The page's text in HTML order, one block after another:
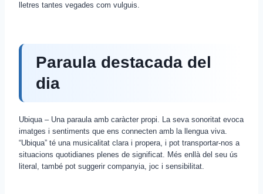
lletres tantes vegades com vulguis.
Paraula destacada del
dia
Ubiqua – Una paraula amb caràcter propi. La seva sonoritat evoca
imatges i sentiments que ens connecten amb la llengua viva.
“Ubiqua” té una musicalitat clara i propera, i pot transportar-nos a
situacions quotidianes plenes de significat. Més enllà del seu ús
literal, també pot suggerir companyia, joc i sensibilitat.